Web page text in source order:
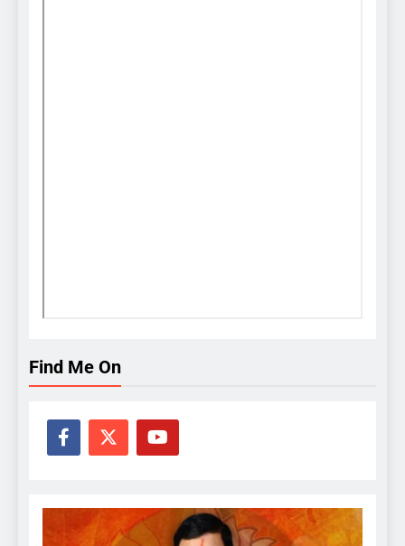
Find Me On